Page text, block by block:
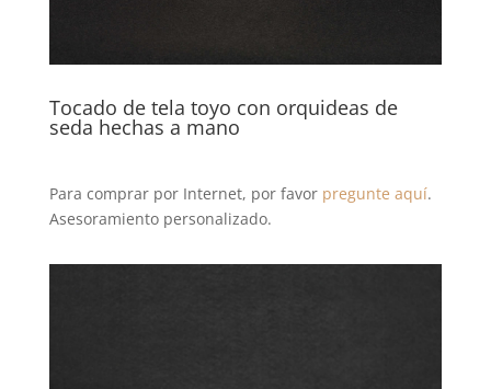
Tocado de tela toyo con orquideas de
seda hechas a mano
Para comprar por Internet, por favor pregunte aquí.
Asesoramiento personalizado.